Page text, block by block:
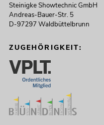
Steinigke Showtechnic GmbH
Andreas-Bauer-Str. 5
D-97297 Waldbüttelbrunn
ZUGEHÖRIGKEIT: